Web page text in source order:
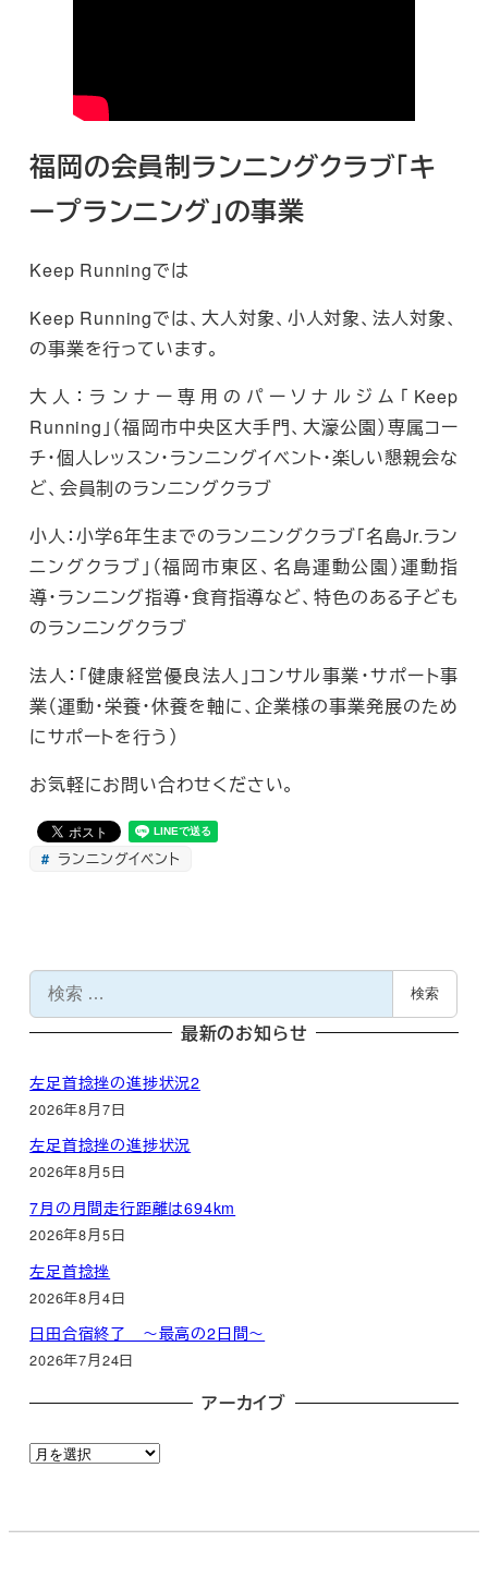
福岡の会員制ランニングクラブ「キ
ープランニング」の事業
Keep Runningでは
Keep Runningでは、大人対象、小人対象、法人対象、
の事業を行っています。
大人：ランナー専用のパーソナルジム「Keep
Running」（福岡市中央区大手門、大濠公園）専属コー
チ・個人レッスン・ランニングイベント・楽しい懇親会な
ど、会員制のランニングクラブ
小人：小学6年生までのランニングクラブ「名島Jr.ラン
ニングクラブ」（福岡市東区、名島運動公園）運動指
導・ランニング指導・食育指導など、特色のある子ども
のランニングクラブ
法人：「健康経営優良法人」コンサル事業・サポート事
業（運動・栄養・休養を軸に、企業様の事業発展のため
にサポートを行う）
お気軽にお問い合わせください。
ランニングイベント
検
索
検索
最新のお知らせ
左足首捻挫の進捗状況2
2026年8月7日
左足首捻挫の進捗状況
2026年8月5日
7月の月間走行距離は694km
2026年8月5日
左足首捻挫
2026年8月4日
日田合宿終了 ～最高の2日間～
2026年7月24日
アーカイブ
ア
イ